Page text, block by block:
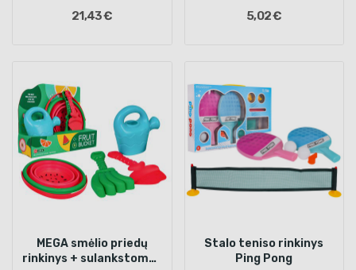
21,43 € 5,02 €
MEGA smėlio priedų
rinkinys + sulankstomas
Stalo teniso rinkinys
Ping Pong